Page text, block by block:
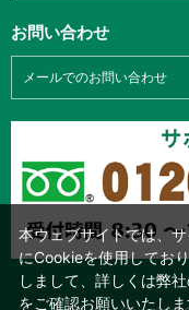
お問い合わせ
メールでのお問い合わせ
本ウェブサイトでは、
にCookieを使用してお
しまして、詳しくは弊
をご確認お願いいたしま